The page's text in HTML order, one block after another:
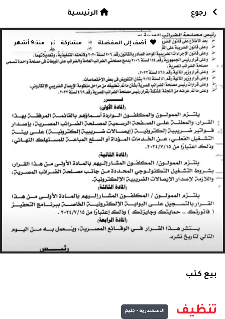
أضف إلى المفضلة مشاركة منذ:9 أشهر
بيع كتب
تنظيف الاسكندرية - جليم
رجوع الرئيسية